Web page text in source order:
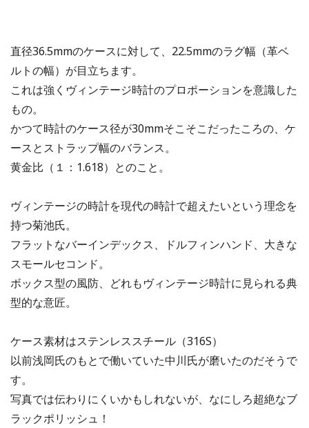
直径36.5mmのケースに対して、22.5mmのラグ幅（革ベ
ルトの幅）が目立ちます。
これは強くヴィンテージ時計のプロポーションを意識した
もの。
かつて時計のケース径が30mmそこそこだったころの、ケ
ースとストラップ幅のバランス。
黄金比（１：1.618）とのこと。
ヴィンテージの時計を現代の時計で超えたいという理念を
持つ菊池氏。
フラットなバーインデックス、ドルフィンハンド、大きな
スモールセコンド。
ボックス型の風防、どれもヴィンテージ時計に見られる典
型的な意匠。
ケース素材はステンレススチール（316S）
以前浅岡氏のもとで働いていた中川氏が磨いたのだそうで
す。
写真では伝わりにくいかもしれないが、なにしろ超絶なブ
ラックポリッシュ！